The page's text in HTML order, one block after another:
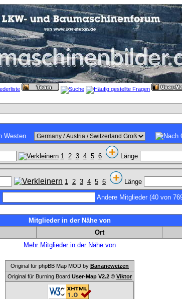
1 2 3 4 5 6 Länge
1 2 3 4 5 6 Länge
Andere Mitglieder (40 von
Mitglieder in der Nähe von
Ort
Mehr Mitglieder in der Nähe von
Original für phpBB Map MOD by Bananeweizen
Original für Burning Board User-Map V2.2 © Viktor